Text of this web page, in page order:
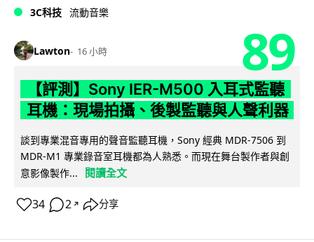
3C科技 流動音樂
Lawton 16 小時 89
【評測】Sony IER-M500 入耳式監聽
耳機：現場拍攝、後製監聽與人聲利器
談到專業混音專用的聲音監聽耳機，Sony 經典 MDR-7506 到
MDR-M1 專業錄音室耳機都為人熟悉。而現在舞台製作者與創
意影像製作...
閱讀全文
34 2 ↗ 分享